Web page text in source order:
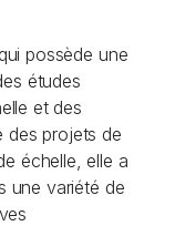
possède une
études
et des
des projets de
échelle, elle a
une variété de